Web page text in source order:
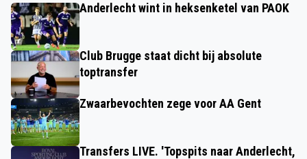
Anderlecht wint in heksenketel van PAOK
Club Brugge staat dicht bij absolute
toptransfer
Zwaarbevochten zege voor AA Gent
Transfers LIVE. 'Topspits naar Anderlecht,